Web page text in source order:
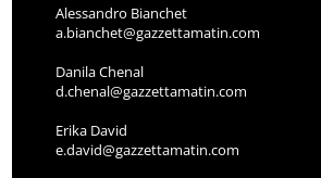
Alessandro Bianchet
a.bianchet@gazzettamatin.com
Danila Chenal
d.chenal@gazzettamatin.com
Erika David
e.david@gazzettamatin.com